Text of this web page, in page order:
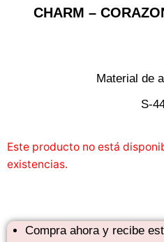
CHARM –
Material de
S-
Este producto no está
existencias.
Compra ahora y recibe